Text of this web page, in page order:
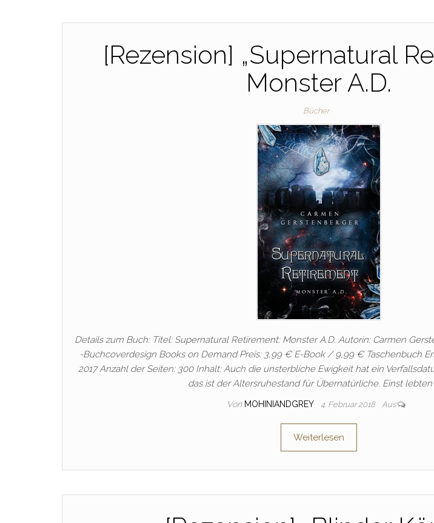
[Rezension] „Supernatural
Monster A.D.
Bücher
Details zum Buch: Titel: Supernatural Retirement: Monster A.D. Autorin: Carmen
-Buchcoverdesign Books on Demand Preis: 3,99 € E-Book / 9,99 € Taschenbuch
2017 Anzahl der Seiten: 300 Inhalt: Auch die unsterbliche Ewigkeit hat ein
das ist der Altersruhestand für Übernatürliche. Einst lebten
Von MOHINIANDGREY 4. Februar 2018 Aus
Weiterlesen